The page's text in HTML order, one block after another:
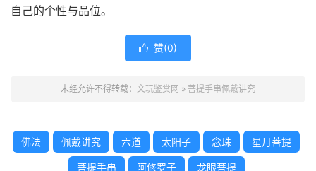
自己的个性与品位。
 赞(0)
未经允许不得转载： 文玩鉴赏网 » 菩提手串佩戴讲究
佛法 佩戴讲究 六道 太阳子 念珠 星月菩提
菩提手串 阿修罗子 龙眼菩提